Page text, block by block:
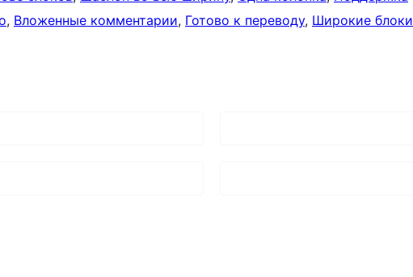
, Вложенные комментарии, Готово к переводу, Широкие блоки